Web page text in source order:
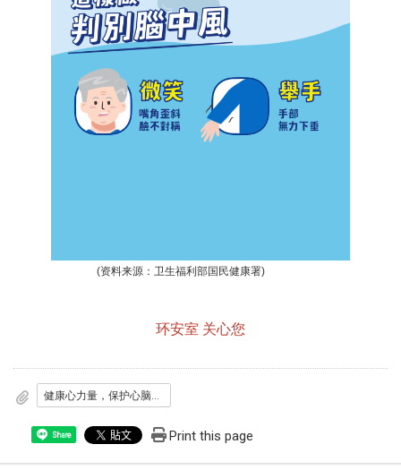
(资料来源：卫生福利部国民健康署)
环安室 关心您
Share Print this page